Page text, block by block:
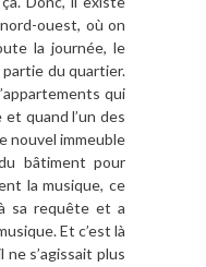
ouest, où on
la journée, le
du quartier.
qui
quand l’un des
nouvel immeuble
bâtiment pour
la musique, ce
sa requête et a
Et c’est là
ne s’agissait plus